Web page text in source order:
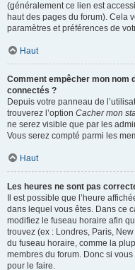
(généralement ce lien est
haut des pages du forum). Cela
paramètres et préférences de
Haut
Comment empêcher mon nom
connectés ?
Depuis votre panneau de
trouverez l’option Cacher mon
ne serez visible que par les
Vous serez compté parmi les
Haut
Les heures ne sont pas
Il est possible que l’heure
dans lequel vous êtes. Dans ce
modifiez le fuseau horaire afin
trouvez (ex : Londres, Paris,
du fuseau horaire, comme la
membres du forum. Donc si
pour le faire.